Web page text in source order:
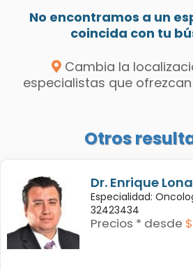
No encontramos a un
coincida con tu
Cambia la
especialistas que
Otros
Dr. Enrique
Especialidad:
32423434
Precios * desde